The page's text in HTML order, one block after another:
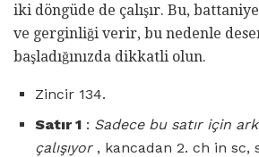
iki döngüde de çalışır. Bu,
ve gerginliği verir, bu nedenle
başladığınızda dikkatli olun.
Zincir 134.
Satır 1 : Sadece bu satır için
çalışıyor, kancadan 2. ch in sc,